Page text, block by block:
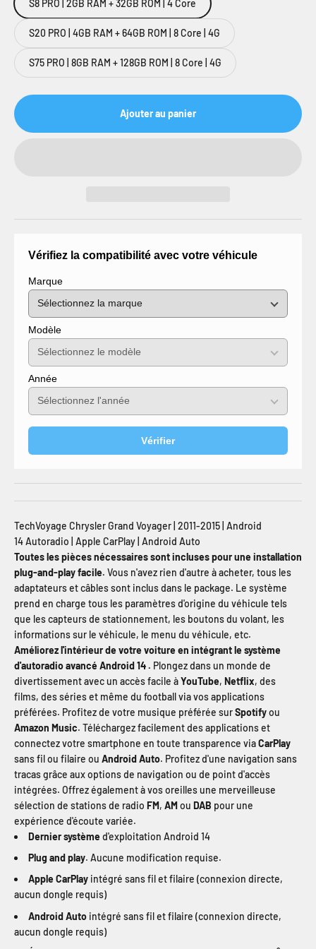
S8 PRO | 2GB RAM + 32GB ROM | 4 Core
S20 PRO | 4GB RAM + 64GB ROM | 8 Core | 4G
S75 PRO | 8GB RAM + 128GB ROM | 8 Core | 4G
Ajouter au panier
Vérifiez la compatibilité avec votre véhicule
Marque
Modèle
Année
Vérifier
TechVoyage Chrysler Grand Voyager | 2011-2015 | Android
14 Autoradio | Apple CarPlay | Android Auto
Toutes les pièces nécessaires sont incluses pour une installation
plug-and-play facile. Vous n'avez rien d'autre à acheter, tous les
adaptateurs et câbles sont inclus dans le package. Le système
prend en charge tous les paramètres d'origine du véhicule tels
que les capteurs de stationnement, les boutons du volant, les
informations sur le véhicule, le menu du véhicule, etc.
Améliorez l'intérieur de votre voiture en intégrant le système
d'autoradio avancé Android 14 . Plongez dans un monde de
divertissement avec un accès facile àYouTube, Netflix, des
films, des séries et même du football via vos applications
préférées. Profitez de votre musique préférée surSpotifyou
Amazon Music. Téléchargez facilement des applications et
connectez votre smartphone en toute transparence viaCarPlay
sans fil ou filaire ou Android Auto. Profitez d'une navigation sans
tracas grâce aux options de navigation ou de point d'accès
intégrées. Offrez également à vos oreilles une merveilleuse
sélection de stations de radio FM, AMou DAB pour une
expérience d'écoute variée.
Dernier système d'exploitation Android 14
Plug and play. Aucune modification requise.
Apple CarPlay intégré sans fil et filaire (connexion directe,
aucun dongle requis)
Android Auto intégré sans fil et filaire (connexion directe,
aucun dongle requis)